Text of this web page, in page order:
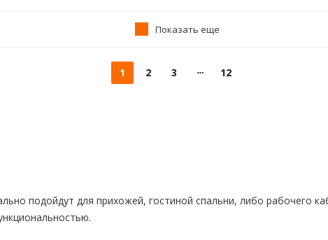
Показать еще
1 2 3 12
подойдут для прихожей, гостиной спальни, либо рабочего